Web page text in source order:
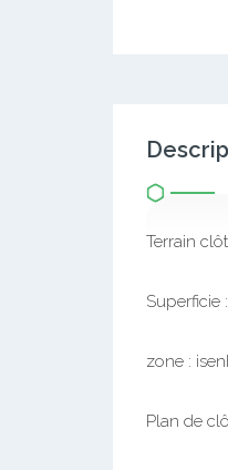
Terrain
Superficie
zone :
Plan de